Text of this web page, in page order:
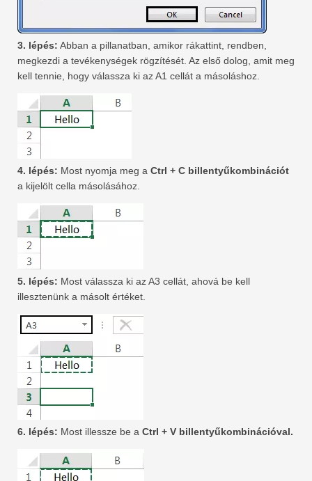
3. lépés: Abban a pillanatban, amikor rákattint, rendben,
megkezdi a tevékenységek rögzítését. Az első dolog, amit meg
kell tennie, hogy válassza ki az A1 cellát a másoláshoz.
4. lépés: Most nyomja meg a Ctrl + C billentyűkombinációt
a kijelölt cella másolásához.
5. lépés: Most válassza ki az A3 cellát, ahová be kell
illesztenünk a másolt értéket.
6. lépés: Most illessze be a Ctrl + V billentyűkombinációval.